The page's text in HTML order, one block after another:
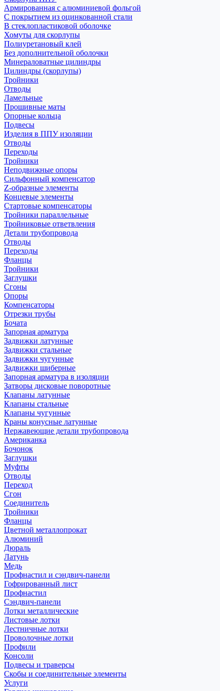
Армированная с алюминиевой фольгой
С покрытием из оцинкованной стали
В стеклопластиковой оболочке
Хомуты для скорлупы
Полиуретановый клей
Без дополнительной оболочки
Минераловатные цилиндры
Цилиндры (скорлупы)
Тройники
Отводы
Ламельные
Прошивные маты
Опорные кольца
Подвесы
Изделия в ППУ изоляции
Отводы
Переходы
Тройники
Неподвижные опоры
Cильфонный компенсатор
Z-образные элементы
Концевые элементы
Стартовые компенсаторы
Тройники параллельные
Тройниковые ответвления
Детали трубопровода
Отводы
Переходы
Фланцы
Тройники
Заглушки
Сгоны
Опоры
Компенсаторы
Отрезки трубы
Бочата
Запорная арматура
Задвижки латунные
Задвижки стальные
Задвижки чугунные
Задвижки шиберные
Запорная арматура в изоляции
Затворы дисковые поворотные
Клапаны латунные
Клапаны стальные
Клапаны чугунные
Краны конусные латунные
Нержавеющие детали трубопровода
Американка
Бочонок
Заглушки
Муфты
Отводы
Переход
Сгон
Соединитель
Тройники
Фланцы
Цветной металлопрокат
Алюминий
Дюраль
Латунь
Медь
Профнастил и сэндвич-панели
Гофрированный лист
Профнастил
Сэндвич-панели
Лотки металлические
Листовые лотки
Лестничные лотки
Проволочные лотки
Профили
Консоли
Подвесы и траверсы
Скобы и соединительные элементы
Услуги